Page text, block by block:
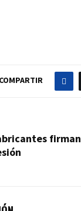
COMPARTIR
firman